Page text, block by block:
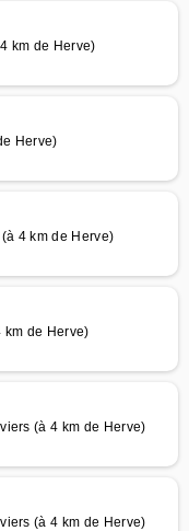
km de Herve)
Herve)
4 km de Herve)
km de Herve)
(à 4 km de Herve)
(à 4 km de Herve)